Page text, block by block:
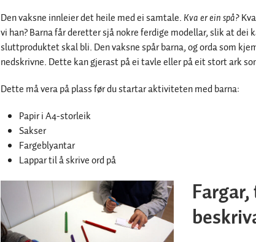
Den vaksne innleier det heile med ei samtale. Kva er ein spå?
vi han? Barna får deretter sjå nokre ferdige modellar, slik at dei
sluttproduktet skal bli. Den vaksne spår barna, og orda som
nedskrivne. Dette kan gjerast på ei tavle eller på eit stort ark
Dette må vera på plass før du startar aktiviteten med barna:
Papir i A4-storleik
Sakser
Fargeblyantar
Lappar til å skrive ord på